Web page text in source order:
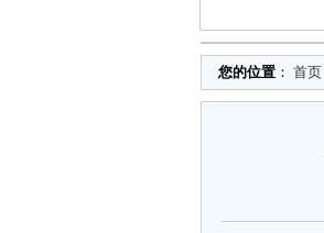
您的位置 ： 首页